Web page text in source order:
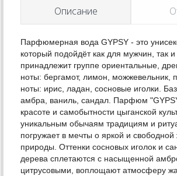
Описание
Парфюмерная вода GYPSY - это
который подойдёт как для мужчин, так
принадлежит группе ориентальные,
ноты: бергамот, лимон, можжевельник,
ноты: ирис, ладан, сосновые иголки.
амбра, ваниль, сандал. Парфюм
красоте и самобытности цыганской
уникальным обычаям традициям и
погружает в мечты о яркой и
природы. Оттенки сосновых иголок и
дерева сплетаются с насыщенной
цитрусовыми, воплощают атмосферу